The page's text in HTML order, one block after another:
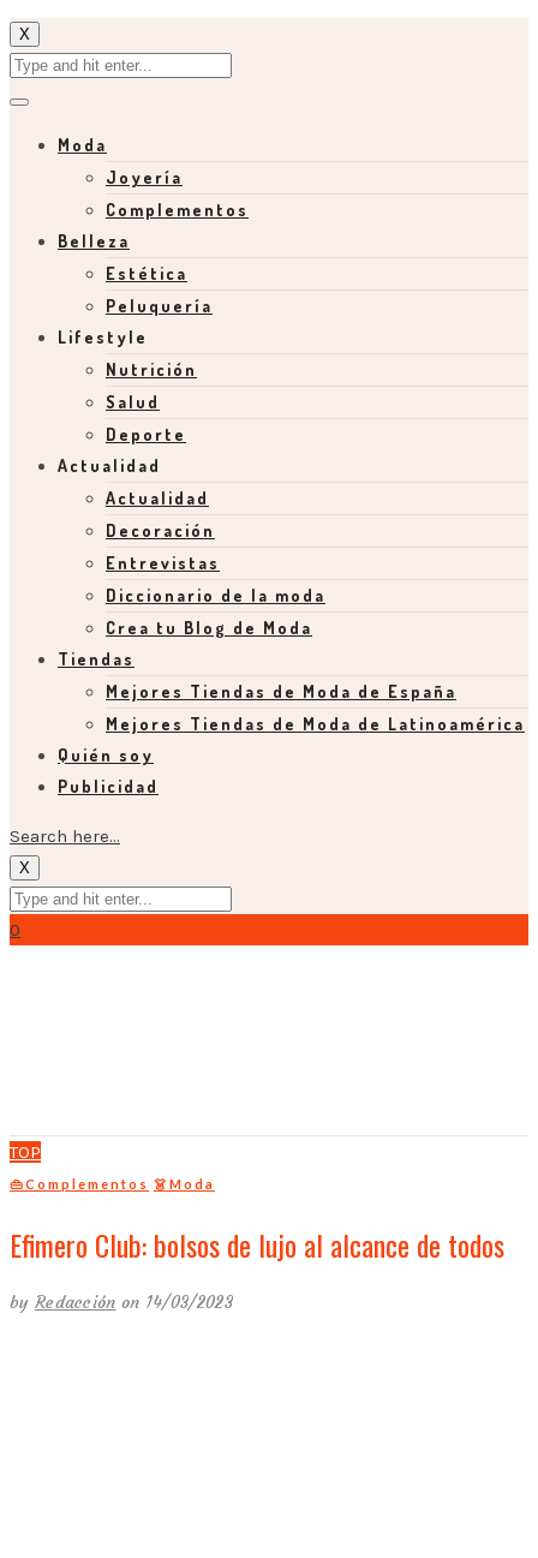
X
Moda
Joyería
Complementos
Belleza
Estética
Peluquería
Lifestyle
Nutrición
Salud
Deporte
Actualidad
Actualidad
Decoración
Entrevistas
Diccionario de la moda
Crea tu Blog de Moda
Tiendas
Mejores Tiendas de Moda de España
Mejores Tiendas de Moda de Latinoamérica
Quién soy
Publicidad
Search here...
X
0
TOP
👜Complementos 👗Moda
Efimero Club: bolsos de lujo al alcance de todos
by Redacción on 14/03/2023